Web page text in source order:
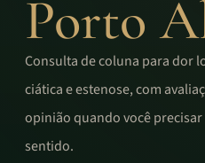
Porto
Consulta de coluna para dor
ciática e estenose, com
opinião quando você
sentido.